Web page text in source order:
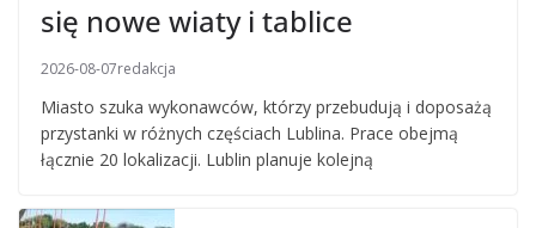
się nowe wiaty i tablice
2026-08-07redakcja
Miasto szuka wykonawców, którzy przebudują i doposażą
przystanki w różnych częściach Lublina. Prace obejmą
łącznie 20 lokalizacji. Lublin planuje kolejną